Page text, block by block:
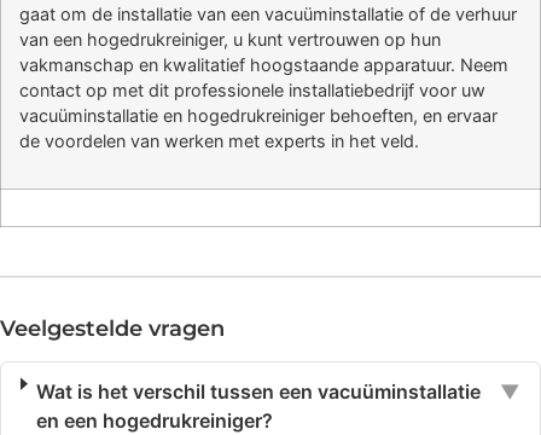
gaat om de installatie van een vacuüminstallatie of de verhuur
van een hogedrukreiniger, u kunt vertrouwen op hun
vakmanschap en kwalitatief hoogstaande apparatuur. Neem
contact op met dit professionele installatiebedrijf voor uw
vacuüminstallatie en hogedrukreiniger behoeften, en ervaar
de voordelen van werken met experts in het veld.
Veelgestelde vragen
Wat is het verschil tussen een vacuüminstallatie
en een hogedrukreiniger?
▼